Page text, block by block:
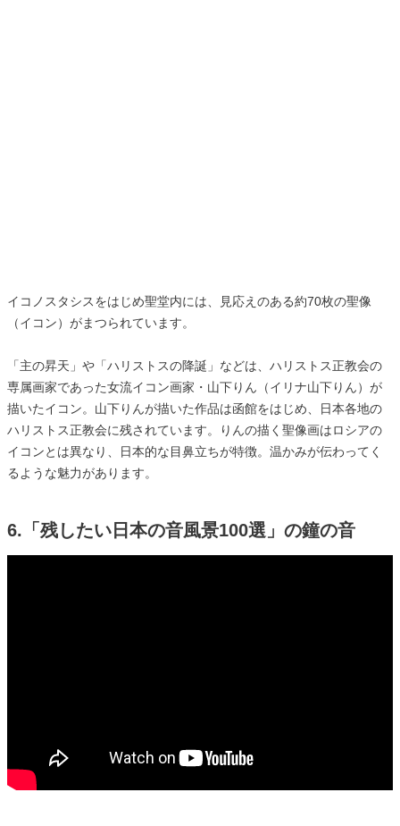
イコノスタシスをはじめ聖堂内には、見応えのある約70枚の聖像
（イコン）がまつられています。
「主の昇天」や「ハリストスの降誕」などは、ハリストス正教会の
専属画家であった女流イコン画家・山下りん（イリナ山下りん）が
描いたイコン。山下りんが描いた作品は函館をはじめ、日本各地の
ハリストス正教会に残されています。りんの描く聖像画はロシアの
イコンとは異なり、日本的な目鼻立ちが特徴。温かみが伝わってく
るような魅力があります。
6.「残したい日本の音風景100選」の鐘の音